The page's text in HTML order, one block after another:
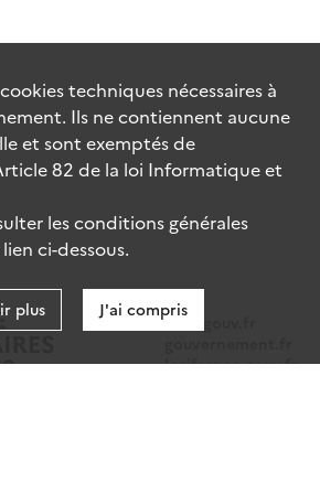
data.gouv.fr
legifrance.gouv.fr
cookiestechniques nécessaires à
Ils ne contiennent aucune
et sont exemptés de
82 de la loi Informatique et
les conditions générales
ci-dessous.
plus J'ai compris